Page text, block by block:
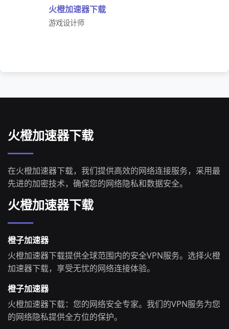
火橙加速器下载
游戏设计师
火橙加速器下载
在火橙加速器下载，我们提供高效的网络连接服务，采用最
先进的加密技术，确保您的网络隐私和数据安全。
火橙加速器下载
橙子加速器
火橙加速器下载提供全球范围内的安全VPN服务。选择火橙
加速器下载，享受无忧的网络连接体验。
橙子加速器
火橙加速器下载：您的网络安全专家。我们的VPN服务为您
的网络隐私提供全方位的保护。